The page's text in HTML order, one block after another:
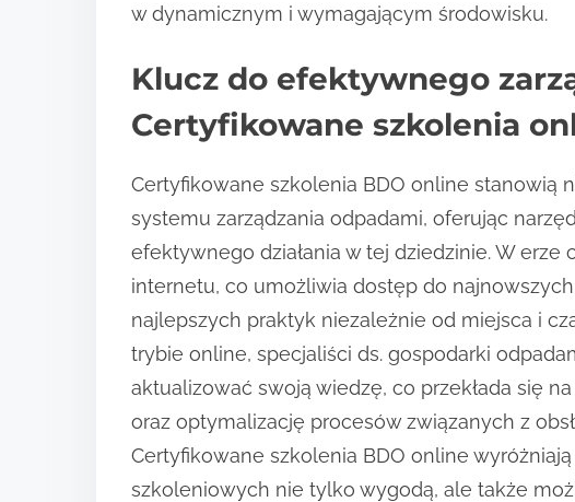
w dynamicznym i wymagającym środowisku.
Klucz do efektywnego
Certyfikowane szkolenia
Certyfikowane szkolenia BDO online stanowią
systemu zarządzania odpadami, oferując
efektywnego działania w tej dziedzinie. W
internetu, co umożliwia dostęp do
najlepszych praktyk niezależnie od miejsca i
trybie online, specjaliści ds. gospodarki
aktualizować swoją wiedzę, co przekłada się
oraz optymalizację procesów związanych z
Certyfikowane szkolenia BDO online
szkoleniowych nie tylko wygodą, ale także